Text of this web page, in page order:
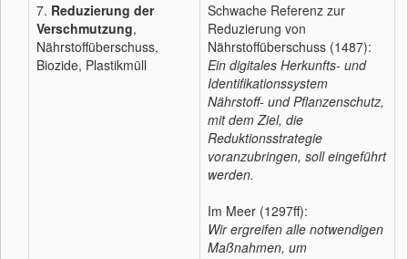
7. Reduzierung der
Verschmutzung,
Nährstoffüberschuss,
Biozide, Plastikmüll
Schwache Referenz zur
Reduzierung von
Nährstoffüberschuss (1487):
Ein digitales Herkunfts- und
Identifikationssystem
Nährstoff- und Pflanzenschutz,
mit dem Ziel, die
Reduktionsstrategie
voranzubringen, soll eingeführt
werden.
Im Meer (1297ff):
Wir ergreifen alle notwendigen
Maßnahmen, um